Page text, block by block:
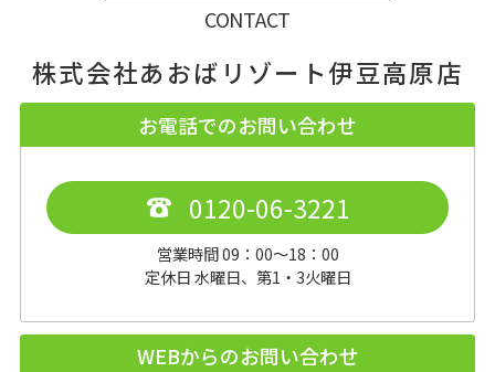
CONTACT
株式会社あおばリゾート伊豆高原店
お電話でのお問い合わせ
0120-06-3221
営業時間 09：00～18：00
定休日 水曜日、第1・3火曜日
WEBからのお問い合わせ